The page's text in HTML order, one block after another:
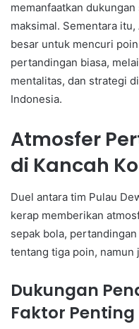
memanfaatkan
maksimal. Sementara
besar untuk mencuri
pertandingan biasa,
mentalitas, dan strategi
Indonesia.
Atmosfer
di Kancah
Duel antara tim Pulau
kerap memberikan
sepak bola,
tentang tiga poin, namun
Dukungan
Faktor Penting